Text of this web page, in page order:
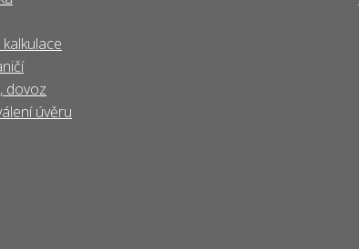
dovoz
úvěru